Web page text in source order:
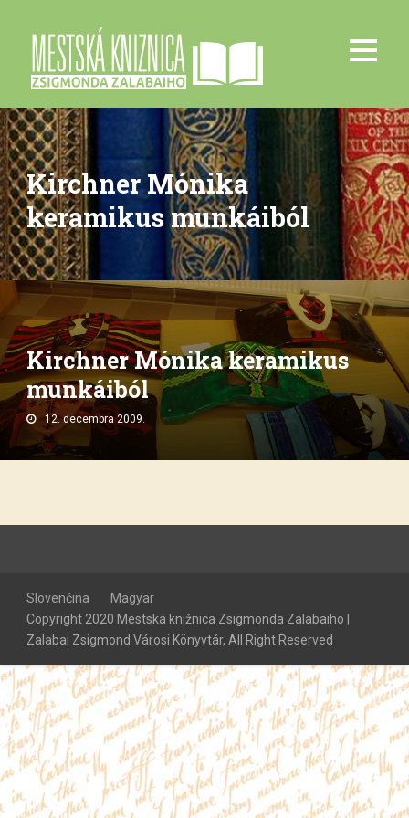
Kirchner Mónika
keramikus munkáiból
Kirchner Mónika keramikus
munkáiból
12. decembra 2009.
Slovenčina
Magyar
Copyright 2020 Mestská knižnica Zsigmonda Zalabaiho |
Zalabai Zsigmond Városi Könyvtár, All Right Reserved